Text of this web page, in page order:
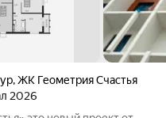
,ЖК Геометрия Счастья
2026